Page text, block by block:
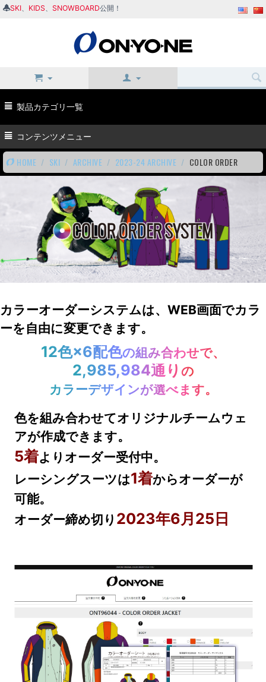
SKI KIDS SNOWBOARD公開！
製品カテゴリ一覧
コンテンツメニュー
HOME / SKI / ARCHIVE / 2023-24 ARCHIVE / COLOR ORDER
カラーオーダーシステムは、WEB画面でカラ
ーを自由に変更できます。
12色×6配色の組み合わせで、
2,985,984通り の
カラーデザインが選べます。
色を組み合わせてオリジナルチームウェ
アが作成できます。
5着よりオーダー受付中。
レーシングスーツは1着からオーダーが
可能。
オーダー締め切り 2023年6月25日